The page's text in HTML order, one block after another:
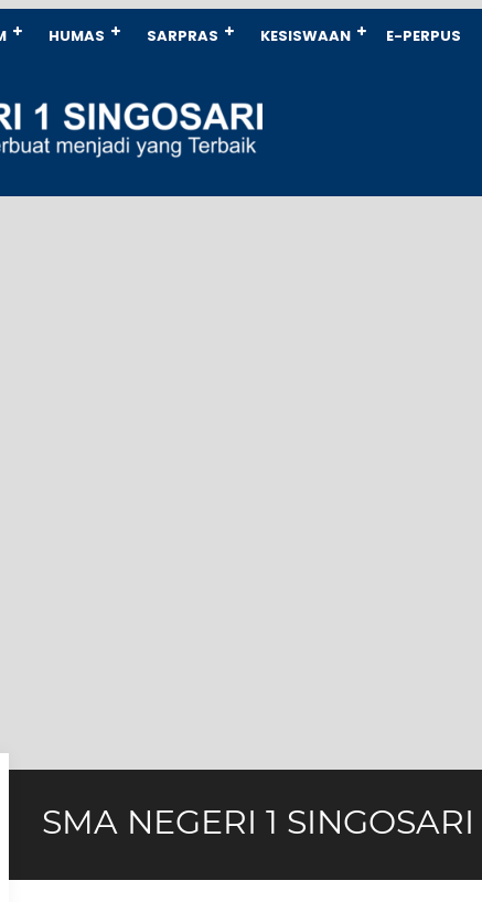
HUMAS SARPRAS KESISWAAN E-PERPUS
SMA NEGERI 1 SINGOSARI